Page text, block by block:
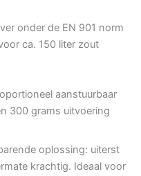
onder de EN 901 norm
ca. 150 liter zout
aanstuurbaar
300 grams uitvoering
oplossing: uiterst
krachtig. Ideaal voor